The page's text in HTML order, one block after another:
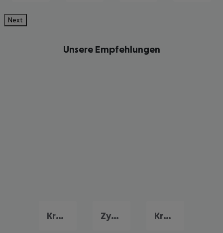
Next
Unsere Empfehlungen
Kreta Urlaub Zypern Urlaub Kroatien Urlaub